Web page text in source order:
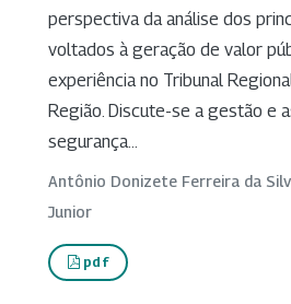
perspectiva da análise dos
voltados à geração de valor
experiência no Tribunal
Região. Discute-se a gestão e
segurança...
Antônio Donizete Ferreira da
Junior
pdf